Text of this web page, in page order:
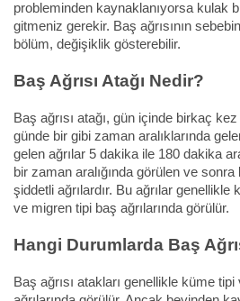
probleminden kaynaklanıyorsa kulak
gitmeniz gerekir. Baş ağrısının
bölüm, değişiklik gösterebilir.
Baş Ağrısı Atağı Nedir?
Baş ağrısı atağı, gün içinde birkaç
günde bir gibi zaman aralıklarında
gelen ağrılar 5 dakika ile 180 dakika
bir zaman aralığında görülen ve
şiddetli ağrılardır. Bu ağrılar genellikle
ve migren tipi baş ağrılarında görülür.
Hangi Durumlarda Baş
Baş ağrısı atakları genellikle küme